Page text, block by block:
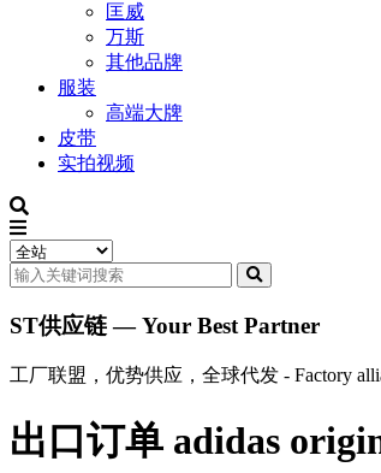
匡威
万斯
其他品牌
服装
高端大牌
皮带
实拍视频
ST供应链 — Your Best Partner
工厂联盟，优势供应，全球代发 - Factory
出口订单 adidas